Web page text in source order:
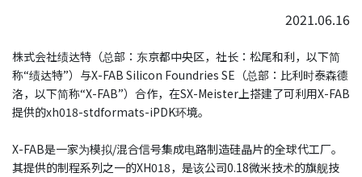
2021.06.16
株式会社绩达特（总部：东京都中央区，社长：松尾和利，以下简
称“绩达特”）与X-FAB Silicon Foundries SE（总部：比利时泰森德
洛，以下简称“X-FAB”）合作，在SX-Meister上搭建了可利用X-FAB
提供的xh018-stdformats-iPDK环境。
X-FAB是一家为模拟/混合信号集成电路制造硅晶片的全球代工厂。
其提供的制程系列之一的XH018，是该公司0.18微米技术的旗舰技